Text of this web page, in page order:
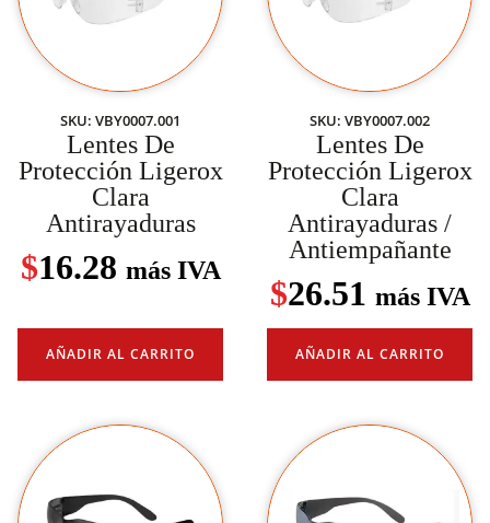
SKU: VBY0007.001
Lentes De
Protección Ligerox
Clara
Antirayaduras
$16.28 más IVA
AÑADIR AL CARRITO
SKU: VBY0007.002
Lentes De
Protección Ligerox
Clara
Antirayaduras /
Antiempañante
$26.51 más IVA
AÑADIR AL CARRITO